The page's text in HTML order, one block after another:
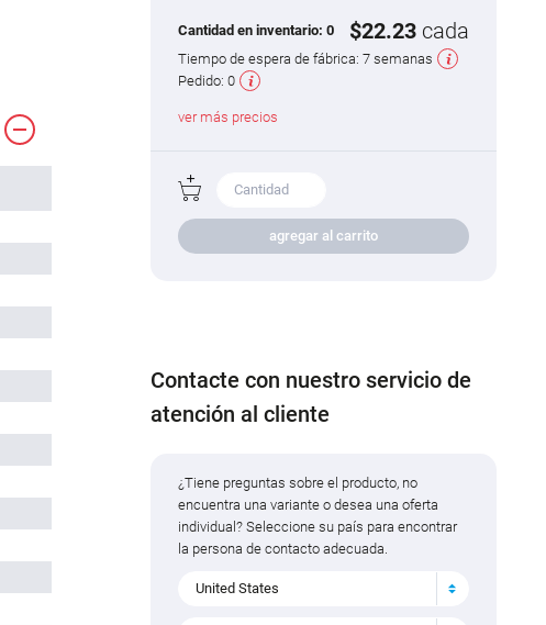
Cantidad en inventario:0 $22.23cada
Tiempo de espera de fábrica:7 semanas
Pedido:0
ver más precios
agregar al carrito
Contacte con nuestro servicio de
atención al cliente
¿Tiene preguntas sobre el producto, no
encuentra una variante o desea una oferta
individual? Seleccione su país para encontrar
la persona de contacto adecuada.
United States